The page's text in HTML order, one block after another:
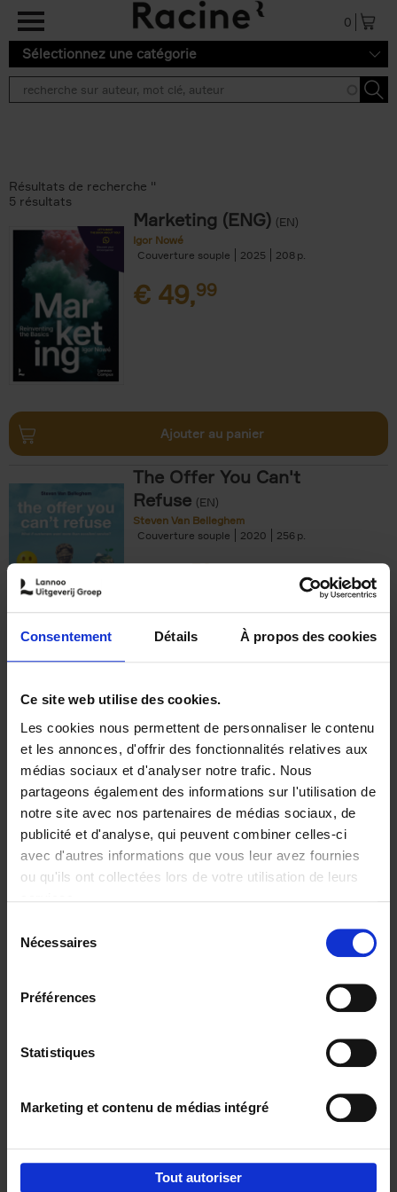
Consentement Détails À propos des cookies
Ce site web utilise des cookies.
Les cookies nous permettent de personnaliser le contenu
et les annonces, d'offrir des fonctionnalités relatives aux
médias sociaux et d'analyser notre trafic. Nous
partageons également des informations sur l'utilisation de
notre site avec nos partenaires de médias sociaux, de
publicité et d'analyse, qui peuvent combiner celles-ci
avec d'autres informations que vous leur avez fournies
ou qu'ils ont collectées lors de votre utilisation de leurs
Nécessaires
Préférences
Statistiques
Marketing et contenu de médias intégré
Tout autoriser
Aller au contenu principal
0
Sélectionnez une catégorie
Résultats de recherche ''
5 résultats
Marketing (ENG) (EN)
Igor Nowé
Couverture souple
2025 208
€ 49,99
Ajouter au panier
The Offer You Can't
Refuse (EN)
Steven Van Belleghem
Couverture souple
2020 256
€37,50
Building Bonds = Building
Business
Jochen Roef Jozefien De Feyter
Carolien Boom
Couverture souple
2025 200
€29,99
Digital marketing like a PRO -
completely revised edition (EN)